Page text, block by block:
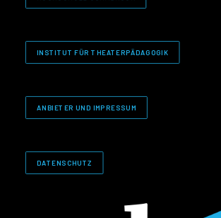
INSTITUT FÜR THEATERPÄDAGOGIK
ANBIETER UND IMPRESSUM
DATENSCHUTZ